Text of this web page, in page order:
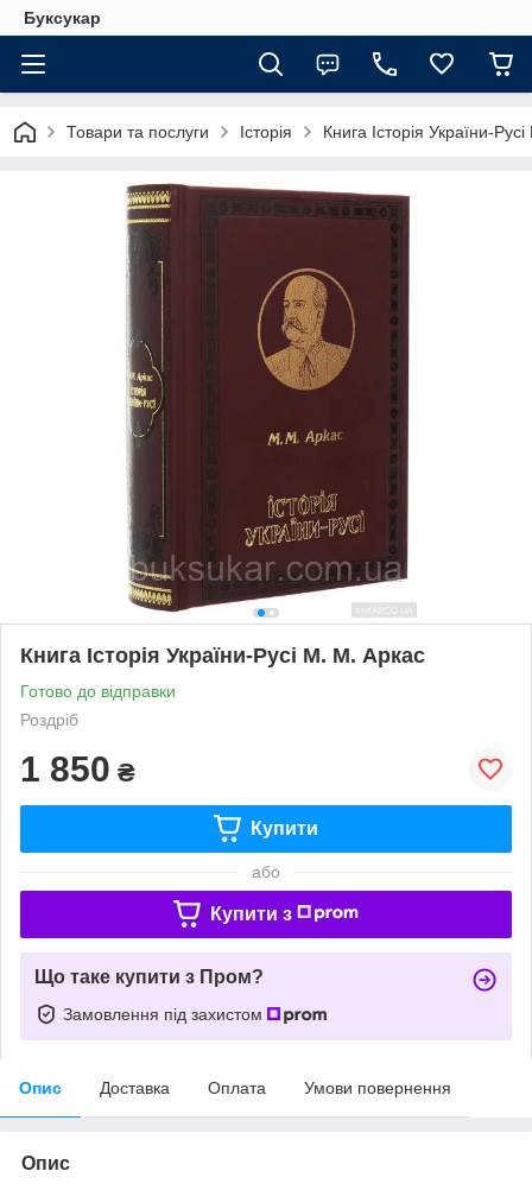
Буксукар
Товари та послуги Історія Книга Історія України-
Книга Історія України-Русі М. М. Аркас
Готово до відправки
Роздріб
1 850 ₴
Купити
або
Купити з
Що таке купити з Пром?
Замовлення під захистом
Опис Доставка Оплата Умови повернення
Опис